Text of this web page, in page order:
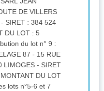
DE VILLERS
SIRET : 384 524
DU LOT : 5
87 - 15 RUE
LIMOGES - SIRET
DU LOT